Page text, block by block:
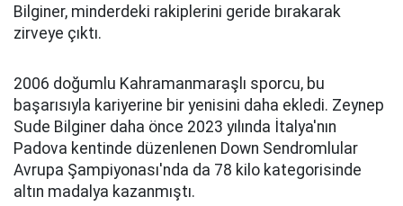
Bilginer, minderdeki rakiplerini geride bırakarak
zirveye çıktı.
2006 doğumlu Kahramanmaraşlı sporcu, bu
başarısıyla kariyerine bir yenisini daha ekledi. Zeynep
Sude Bilginer daha önce 2023 yılında İtalya'nın
Padova kentinde düzenlenen Down Sendromlular
Avrupa Şampiyonası'nda da 78 kilo kategorisinde
altın madalya kazanmıştı.